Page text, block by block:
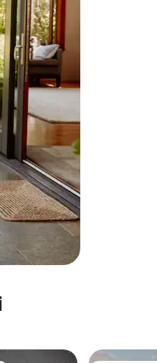
tacto o desliza el dedo.